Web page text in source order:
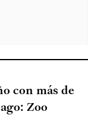
con más de
Zoo